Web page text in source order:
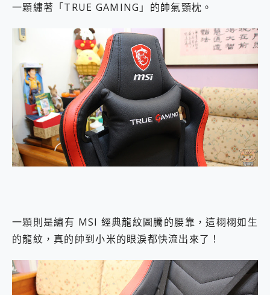
一顆繡著「TRUE GAMING」的帥氣頸枕。
一顆則是繡有 MSI 經典龍紋圖騰的腰靠，這栩栩如生
的龍紋，真的帥到小米的眼淚都快流出來了！